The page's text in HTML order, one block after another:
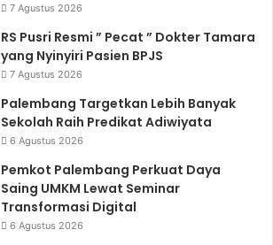
7 Agustus 2026
RS Pusri Resmi ” Pecat ” Dokter Tamara
yang Nyinyiri Pasien BPJS
7 Agustus 2026
Palembang Targetkan Lebih Banyak
Sekolah Raih Predikat Adiwiyata
6 Agustus 2026
Pemkot Palembang Perkuat Daya
Saing UMKM Lewat Seminar
Transformasi Digital
6 Agustus 2026